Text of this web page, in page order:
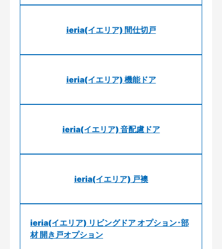
ieria(イエリア) 間仕切戸
ieria(イエリア) 機能ドア
ieria(イエリア) 音配慮ドア
ieria(イエリア) 戸襖
ieria(イエリア) リビングドア オプション･部
材 開き戸オプション